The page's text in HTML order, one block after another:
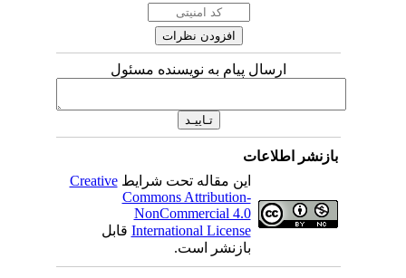
ارسال پیام به نویسنده مسئول
بازنشر اطلاعات
این مقاله تحت شرایطCreative
Commons Attribution-
NonCommercial 4.0
International Licenseقابل
بازنشر است.